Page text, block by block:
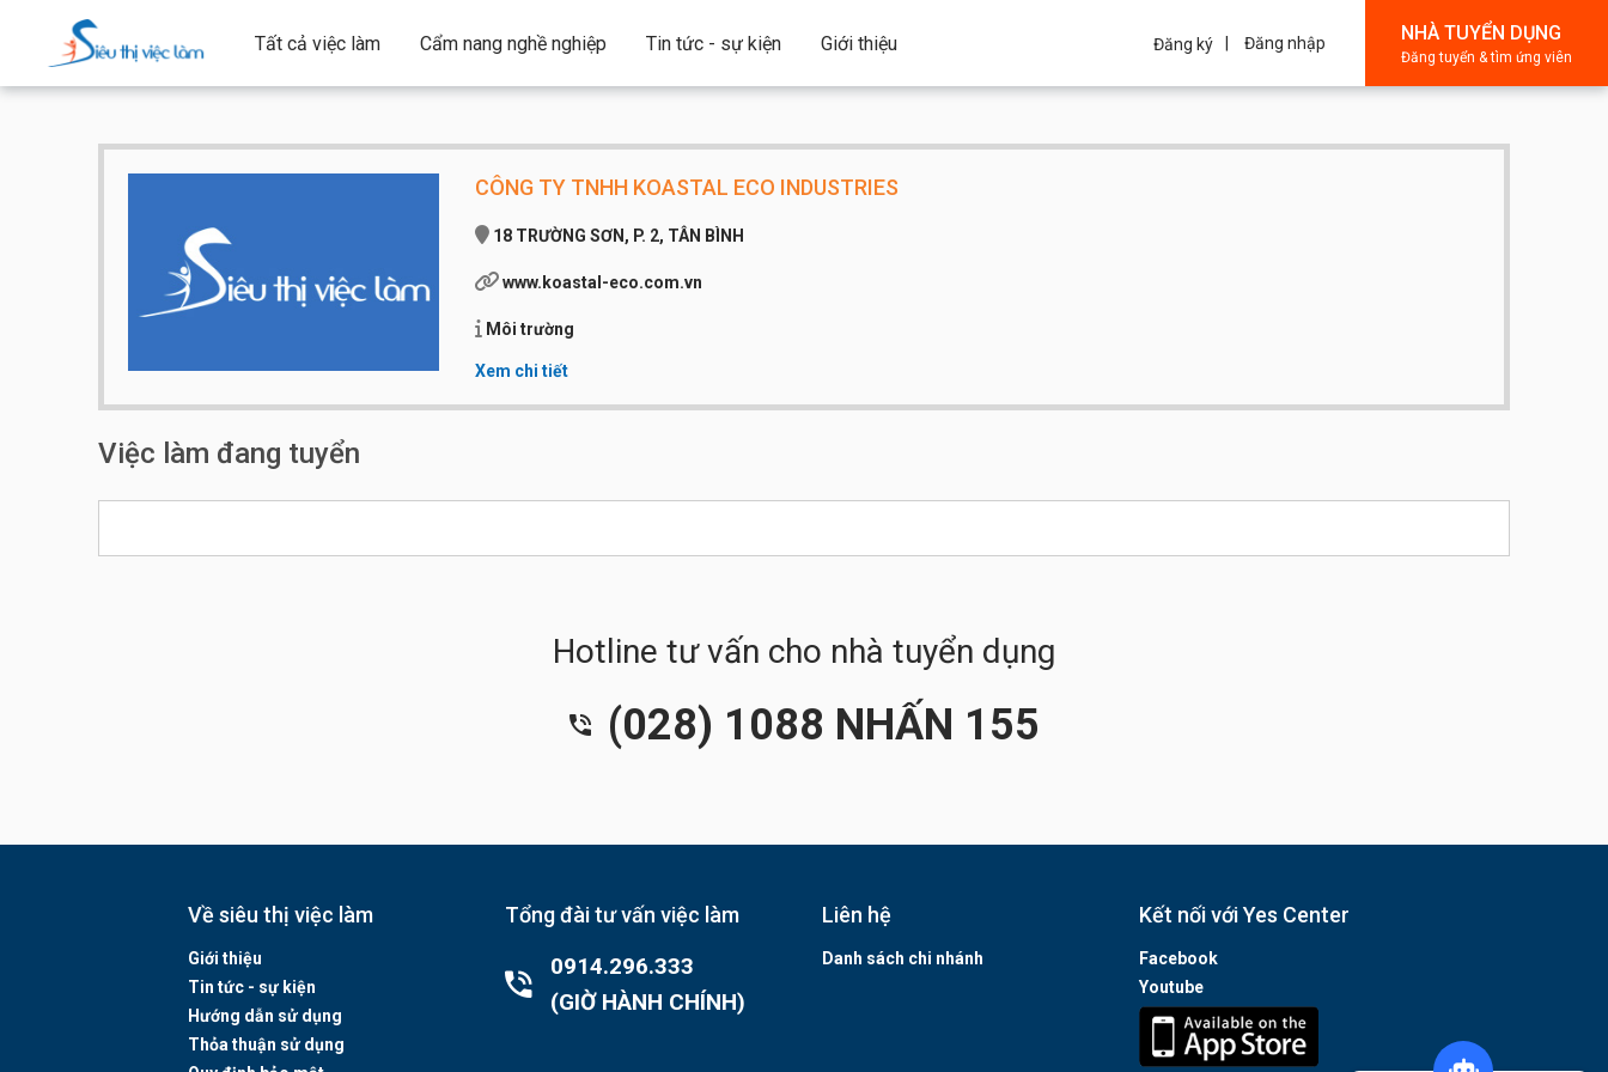
Tất cả việc làm Cẩm nang nghề nghiệp Tin tức - sự kiện Giới thiệu Đăng ký Đăng nhập NHÀ TUYỂN DỤNG
Đăng tuyển & tìm ứng viên
CÔNG TY TNHH KOASTAL ECO INDUSTRIES
18 TRƯỜNG SƠN, P. 2, TÂN BÌNH
www.koastal-eco.com.vn
Môi trường
Qui mô công ty:
Số điện thoại:08 3848 8990
Xem chi tiết
Việc làm đang tuyển
Hotline tư vấn cho nhà tuyển dụng
(028) 1088 NHẤN 155
Về siêu thị việc làm
Giới thiệu
Tin tức - sự kiện
Hướng dẫn sử dụng
Thỏa thuận sử dụng
Tổng đài tư vấn việc làm
0914.296.333
(GIỜ HÀNH CHÍNH)
Liên hệ
Danh sách chi nhánh
Kết nối với Yes Center
Facebook
Youtube